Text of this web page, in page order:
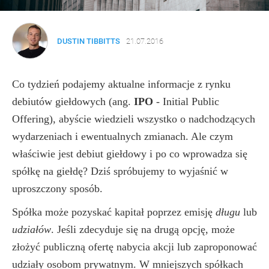
DUSTIN TIBBITTS 21.07.2016
Co tydzień podajemy aktualne informacje z rynku
debiutów giełdowych (ang. IPO - Initial Public
Offering), abyście wiedzieli wszystko o nadchodzących
wydarzeniach i ewentualnych zmianach. Ale czym
właściwie jest debiut giełdowy i po co wprowadza się
spółkę na giełdę? Dziś spróbujemy to wyjaśnić w
uproszczony sposób.
Spółka może pozyskać kapitał poprzez emisję długu lub
udziałów. Jeśli zdecyduje się na drugą opcję, może
złożyć publiczną ofertę nabycia akcji lub zaproponować
udziały osobom prywatnym. W mniejszych spółkach